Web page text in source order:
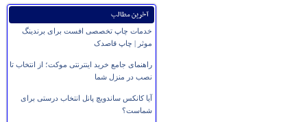
آخرین مطالب
خدمات چاپ تخصصی افست برای برندینگ
موثر | چاپ قاصدک
راهنمای جامع خرید اینترنتی موکت؛ از انتخاب تا
نصب در منزل شما
آیا کانکس ساندویچ پانل انتخاب درستی برای
شماست؟